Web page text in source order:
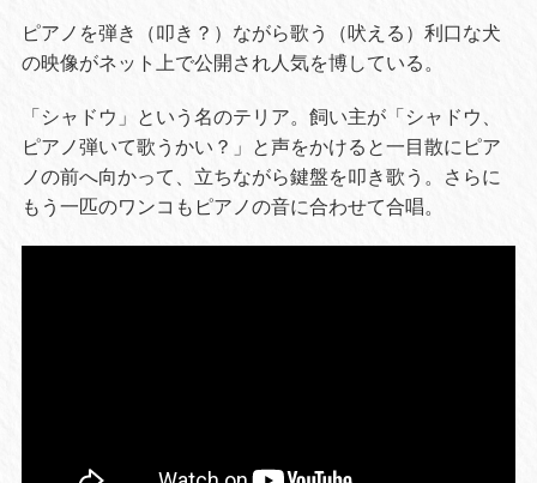
ピアノを弾き（叩き？）ながら歌う（吠える）利口な犬
の映像がネット上で公開され人気を博している。
「シャドウ」という名のテリア。飼い主が「シャドウ、
ピアノ弾いて歌うかい？」と声をかけると一目散にピア
ノの前へ向かって、立ちながら鍵盤を叩き歌う。さらに
もう一匹のワンコもピアノの音に合わせて合唱。